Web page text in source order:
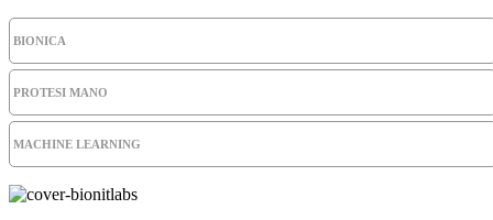
BIONICA
PROTESI MANO
MACHINE LEARNING